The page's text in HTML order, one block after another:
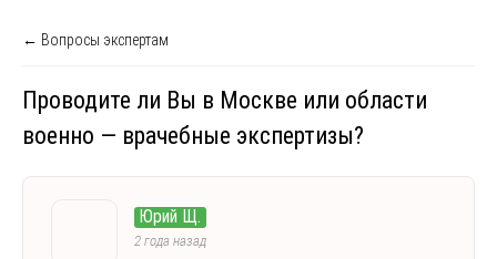
← Вопросы экспертам
Проводите ли Вы в Москве или области
военно — врачебные экспертизы?
Юрий Щ.
2 года назад